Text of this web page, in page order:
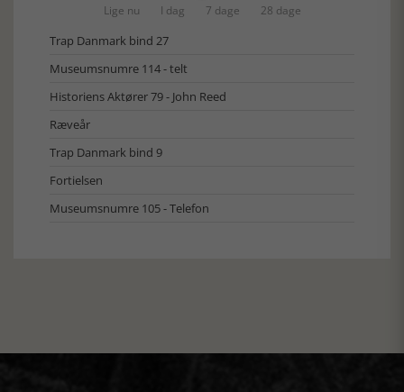
Lige nu I dag 7 dage 28 dage
Trap Danmark bind 27
Museumsnumre 114 - telt
Historiens Aktører 79 - John Reed
Ræveår
Trap Danmark bind 9
Fortielsen
Museumsnumre 105 - Telefon